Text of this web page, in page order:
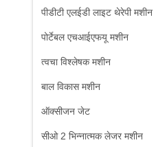
पीडीटी एलईडी लाइट थेरेपी मशीन
पोर्टेबल एचआईएफयू मशीन
त्वचा विश्लेषक मशीन
बाल विकास मशीन
ऑक्सीजन जेट
सीओ 2 भिन्नात्मक लेजर मशीन